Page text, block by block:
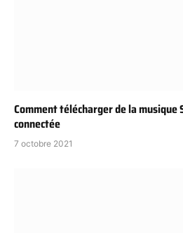
Comment télécharger de la
connectée
7 octobre 2021